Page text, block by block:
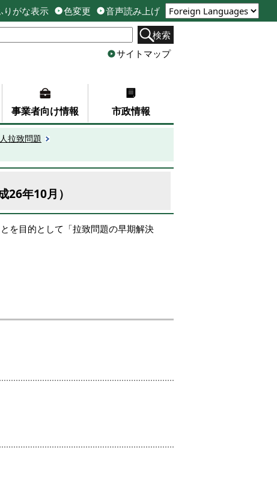
りがな表示 色変更
音声読み上げ
検索
サイトマップ
事業者向け情報 市政情報
拉致問題
年10月）
を目的として「拉致問題の早期解決